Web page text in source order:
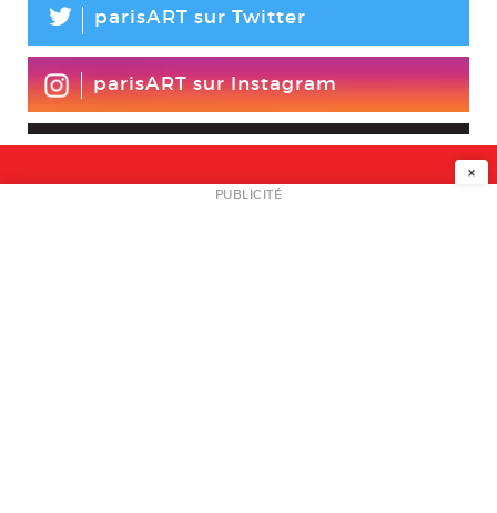
L parisART sur Twitter
parisART sur Instagram
NEWSLETTER
×
PUBLICITÉ